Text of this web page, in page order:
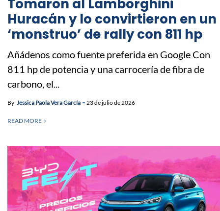
Tomaron al Lamborghini
Huracán y lo convirtieron en un
‘monstruo’ de rally con 811 hp
Añádenos como fuente preferida en Google Con
811 hp de potencia y una carrocería de fibra de
carbono, el...
By Jessica Paola Vera García 23 de julio de 2026
READ MORE